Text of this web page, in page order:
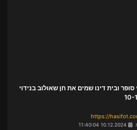
סופר ובית דינו שמים את חן שאולוב בנידוי
10-
https://